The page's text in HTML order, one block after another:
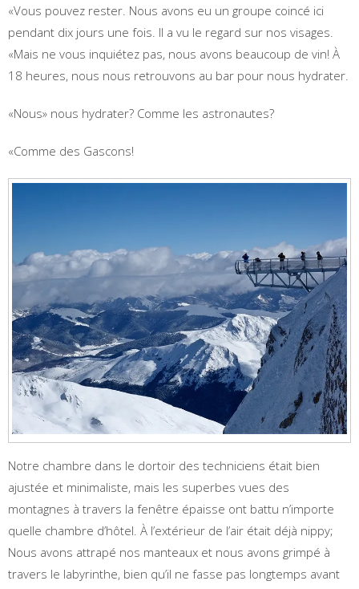
«Vous pouvez rester. Nous avons eu un groupe coincé ici
pendant dix jours une fois. Il a vu le regard sur nos visages.
«Mais ne vous inquiétez pas, nous avons beaucoup de vin! À
18 heures, nous nous retrouvons au bar pour nous hydrater.
«Nous» nous hydrater? Comme les astronautes?
«Comme des Gascons!
Notre chambre dans le dortoir des techniciens était bien
ajustée et minimaliste, mais les superbes vues des
montagnes à travers la fenêtre épaisse ont battu n’importe
quelle chambre d’hôtel. À l’extérieur de l’air était déjà nippy;
Nous avons attrapé nos manteaux et nous avons grimpé à
travers le labyrinthe, bien qu’il ne fasse pas longtemps avant